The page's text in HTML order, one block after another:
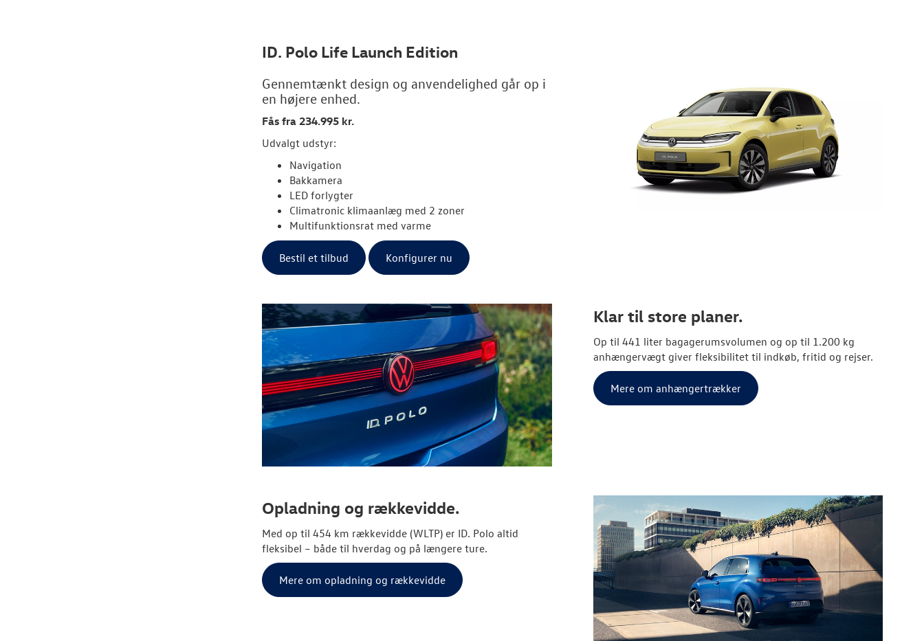
ID. Polo Life Launch Edition
Gennemtænkt design og anvendelighed går op i
en højere enhed.
Fås fra 234.995 kr.
Udvalgt udstyr:
Navigation
Bakkamera
LED forlygter
Climatronic klimaanlæg med 2 zoner
Multifunktionsrat med varme
Bestil et tilbud Konfigurer nu
Klar til store planer.
Op til 441 liter bagagerumsvolumen og op til 1.200 kg
anhængervægt giver fleksibilitet til indkøb, fritid og rejser.
Mere om anhængertrækker
Opladning og rækkevidde.
Med op til 454 km rækkevidde (WLTP) er ID. Polo altid
fleksibel – både til hverdag og på længere ture.
Mere om opladning og rækkevidde